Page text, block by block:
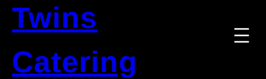
Twins
Catering